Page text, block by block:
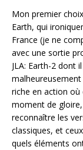
Mon premier
Earth, qui
France (je ne
avec une sortie
JLA: Earth-2 dont
riche en action où
moment de
reconnaître les
classiques, et
quels éléments